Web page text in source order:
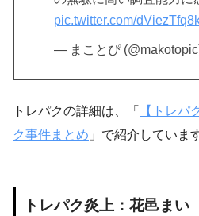
pic.twitter.com/
— まことぴ
トレパクの詳細は、「
【トレパ
ク事件まとめ 」で紹介していま
トレパク炎上：花邑まい